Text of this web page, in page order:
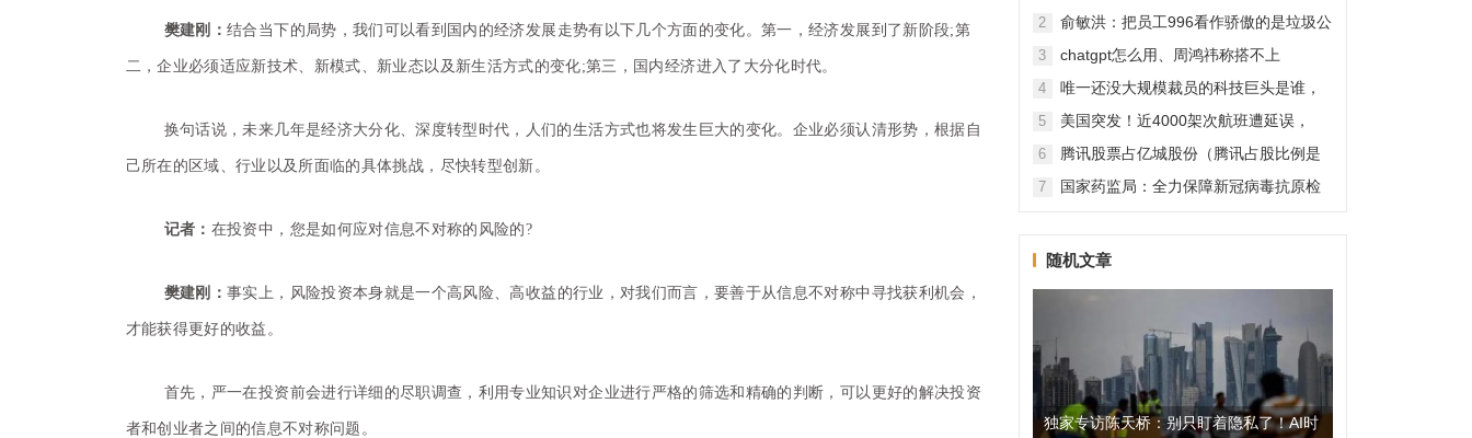
樊建刚：结合当下的局势，我们可以看到国内的经济发展走势有以下几个方面的变化。第一，经济发展到了新阶段;第
二，企业必须适应新技术、新模式、新业态以及新生活方式的变化;第三，国内经济进入了大分化时代。
换句话说，未来几年是经济大分化、深度转型时代，人们的生活方式也将发生巨大的变化。企业必须认清形势，根据自
己所在的区域、行业以及所面临的具体挑战，尽快转型创新。
记者： 在投资中，您是如何应对信息不对称的风险的?
樊建刚：事实上，风险投资本身就是一个高风险、高收益的行业，对我们而言，要善于从信息不对称中寻找获利机会，
才能获得更好的收益。
首先，严一在投资前会进行详细的尽职调查，利用专业知识对企业进行严格的筛选和精确的判断，可以更好的解决投资
者和创业者之间的信息不对称问题。
无现金交易、未来探索分成佣金
2
俞敏洪：把员工996看作骄傲的是垃圾公
司，建议24节气都放假
3
chatgpt怎么用、周鸿祎称搭不上
ChatGPT企业会被淘汰
4
唯一还没大规模裁员的科技巨头是谁，
苹果还能扛多久？
5
美国突发！近4000架次航班遭延误，
2000架次航班被取消
6
腾讯股票占亿城股份（腾讯占股比例是
怎样的？）
7
国家药监局：全力保障新冠病毒抗原检
随机文章
独家专访陈天桥：别只盯着隐私了！AI时